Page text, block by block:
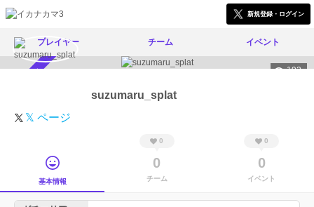
新規登録・ログイン
プレイヤー チーム イベント
192
suzumaru_splat
𝕏 ページ
基本情報
0
0
チーム
0
0
イベント